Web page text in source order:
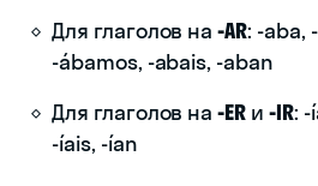
Для глаголов на-AR: -aba,
-ábamos, -abais, -aban
Для глаголов на-ER и -IR: -
-íais, -ían